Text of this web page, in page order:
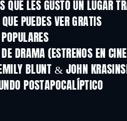
QUE LES GUSTÓ UN LUGAR
PUEDES VER GRATIS
DRAMA (ESTRENOS EN
BLUNT & JOHN
POSTAPOCALÍPTICO